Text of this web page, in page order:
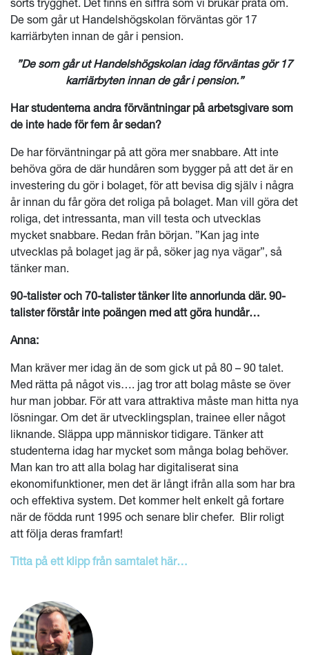
De som går ut Handelshögskolan förväntas gör 17
karriärbyten innan de går i pension.
”De som går ut Handelshögskolan idag förväntas gör 17
karriärbyten innan de går i pension.”
Har studenterna andra förväntningar på arbetsgivare som
de inte hade för fem år sedan?
De har förväntningar på att göra mer snabbare. Att inte
behöva göra de där hundåren som bygger på att det är en
investering du gör i bolaget, för att bevisa dig själv i några
år innan du får göra det roliga på bolaget. Man vill göra det
roliga, det intressanta, man vill testa och utvecklas
mycket snabbare. Redan från början. ”Kan jag inte
utvecklas på bolaget jag är på, söker jag nya vägar”, så
tänker man.
90-talister och 70-talister tänker lite annorlunda där. 90-
talister förstår inte poängen med att göra hundår…
Anna:
Man kräver mer idag än de som gick ut på 80 – 90 talet.
Med rätta på något vis…. jag tror att bolag måste se över
hur man jobbar. För att vara attraktiva måste man hitta nya
lösningar. Om det är utvecklingsplan, trainee eller något
liknande. Släppa upp människor tidigare. Tänker att
studenterna idag har mycket som många bolag behöver.
Man kan tro att alla bolag har digitaliserat sina
ekonomifunktioner, men det är långt ifrån alla som har bra
och effektiva system. Det kommer helt enkelt gå fortare
när de födda runt 1995 och senare blir chefer. Blir roligt
att följa deras framfart!
Titta på ett klipp från samtalet här…
LÄS HELA KULTURBOKEN